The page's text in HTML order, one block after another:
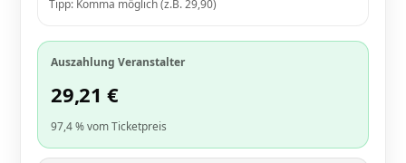
Tipp: Komma möglich (z.B. 29,90)
Auszahlung Veranstalter
29,21 €
97,4 % vom Ticketpreis